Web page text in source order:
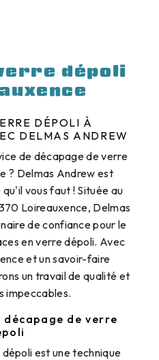
dépoli
DÉPOLI À
DELMAS ANDREW
de décapage de verre
? Delmas Andrew est
vous faut ! Située au
Loireauxence, Delmas
de confiance pour le
en verre dépoli. Avec
et un savoir-faire
un travail de qualité et
impeccables.
décapage de verre
est une technique